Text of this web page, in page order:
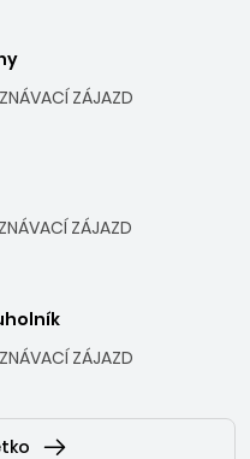
ZÁJAZD
ZÁJAZD
ZÁJAZD